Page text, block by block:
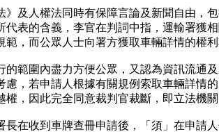
》及人權法同時有保障言論及新聞自由，
代表的含義，李官在判詞中指，運輸署獲
，而公眾人士向署方獲取車輛詳情的權利
的範圍內盡力方便公眾，又認為資訊流通
，若申請人根據有關規例索取車輛詳情
，因此完全同意裁判官裁斷，即立法機
長在收到車牌查冊申請後，「須」在申請